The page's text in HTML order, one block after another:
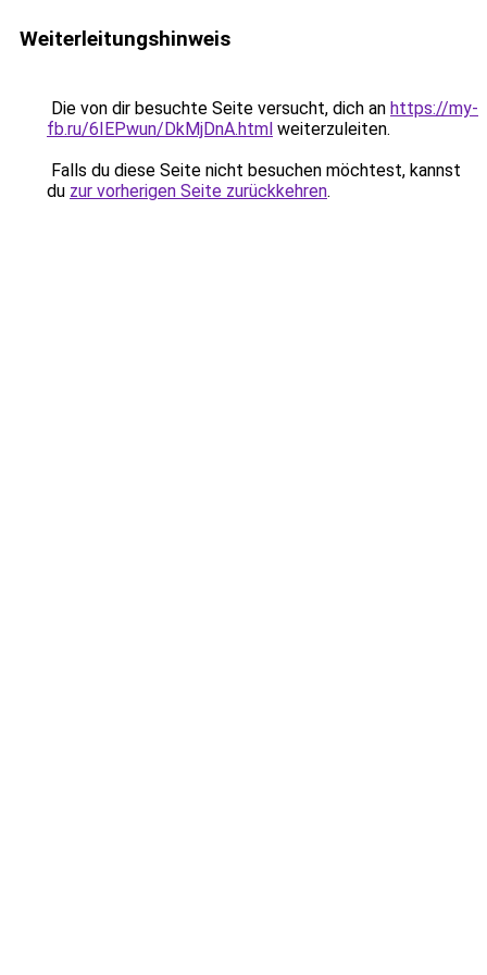
Weiterleitungshinweis
Die von dir besuchte Seite versucht, dich an https://my-
fb.ru/6IEPwun/DkMjDnA.html weiterzuleiten.
Falls du diese Seite nicht besuchen möchtest, kannst
du zur vorherigen Seite zurückkehren.